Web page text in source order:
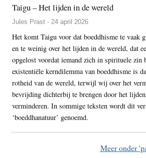
Taigu – Het lijden in de wereld
Jules Prast - 24 april 2026
Het komt Taigu voor dat boeddhisme te vaak
en te weinig over het lijden in de wereld, dat
opgelost voordat iemand zich in spirituele zin
existentiële kerndilemma van boeddhisme is
rotheid van de wereld, terwijl wij over het
bevrijding dichterbij te brengen door het
verminderen. In sommige teksten wordt dit
‘boeddhanatuur’ genoemd.
Meer onder